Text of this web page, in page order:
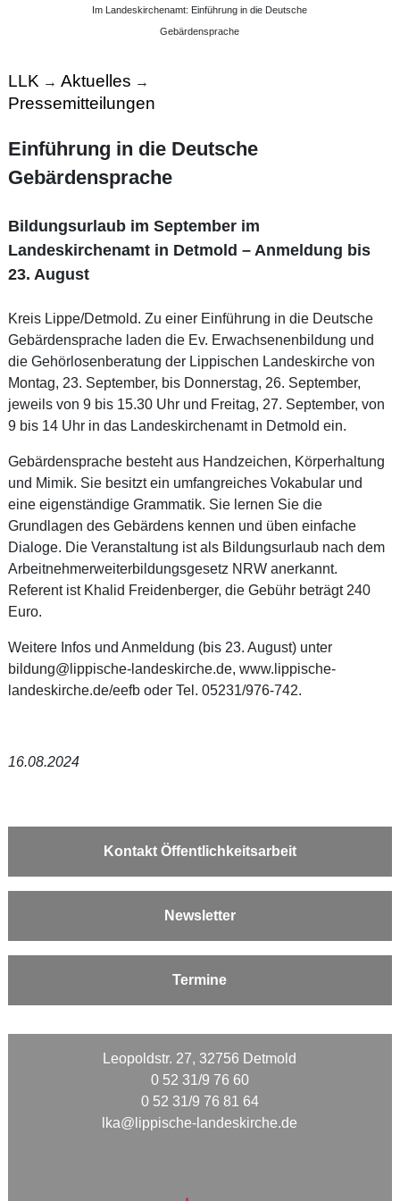
Im Landeskirchenamt: Einführung in die Deutsche
Gebärdensprache
LLK → Aktuelles →
Pressemitteilungen
Einführung in die Deutsche
Gebärdensprache
Bildungsurlaub im September im
Landeskirchenamt in Detmold – Anmeldung bis
23. August
Kreis Lippe/Detmold. Zu einer Einführung in die Deutsche
Gebärdensprache laden die Ev. Erwachsenenbildung und
die Gehörlosenberatung der Lippischen Landeskirche von
Montag, 23. September, bis Donnerstag, 26. September,
jeweils von 9 bis 15.30 Uhr und Freitag, 27. September, von
9 bis 14 Uhr in das Landeskirchenamt in Detmold ein.
Gebärdensprache besteht aus Handzeichen, Körperhaltung
und Mimik. Sie besitzt ein umfangreiches Vokabular und
eine eigenständige Grammatik. Sie lernen Sie die
Grundlagen des Gebärdens kennen und üben einfache
Dialoge. Die Veranstaltung ist als Bildungsurlaub nach dem
Arbeitnehmerweiterbildungsgesetz NRW anerkannt.
Referent ist Khalid Freidenberger, die Gebühr beträgt 240
Euro.
Weitere Infos und Anmeldung (bis 23. August) unter
bildung@lippische-landeskirche.de, www.lippische-
landeskirche.de/eefb oder Tel. 05231/976-742.
16.08.2024
Kontakt Öffentlichkeitsarbeit
Newsletter
Termine
Leopoldstr. 27, 32756 Detmold
0 52 31/9 76 60
0 52 31/9 76 81 64
lka@lippische-landeskirche.de